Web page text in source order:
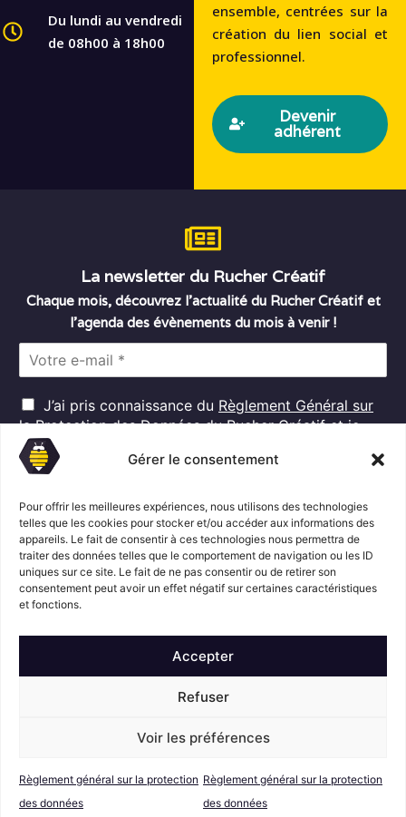
Gérer le consentement
Pour offrir les meilleures expériences, nous utilisons des technologies
telles que les cookies pour stocker et/ou accéder aux informations des
appareils. Le fait de consentir à ces technologies nous permettra de
traiter des données telles que le comportement de navigation ou les ID
uniques sur ce site. Le fait de ne pas consentir ou de retirer son
consentement peut avoir un effet négatif sur certaines caractéristiques
et fonctions.
Accepter
Refuser
Voir les préférences
Règlement général sur la protection
des données
Règlement général sur la protection
des données
Du lundi au vendredi
de 08h00 à 18h00
ensemble, centrées sur la
création du lien social et
professionnel.
Devenir
adhérent
La newsletter du Rucher Créatif
Chaque mois, découvrez l’actualité du Rucher Créatif et
l’agenda des évènements du mois à venir !
l
*
R
G
D
P
J’ai pris connaissance du Règlement Général sur
la Protection des Donnéesdu Rucher Créatif et je
consens au traitement de mes données personnelles
dans ces conditions.*
S'abonner
Suivez l'actualité du Rucher créatif
Créatif
Mentions légales
Conditions générales de vente RGPD